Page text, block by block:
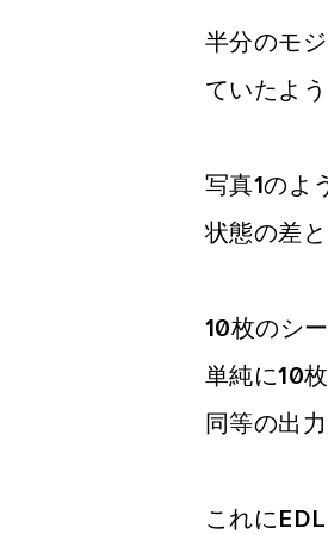
半分のモ
ていたよう
写真1のよ
状態の差
10枚のシ
単純に10
同等の出
これに